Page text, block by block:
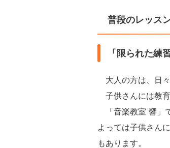
普段のレッス
「限られた練
大人の方は、日
子供さんには教
「音楽教室 響」
よっては子供さん
もあります。